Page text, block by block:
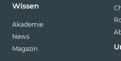
Wissen
Akademie
News
Magazin